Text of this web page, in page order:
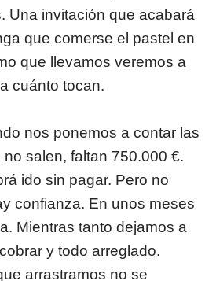
Una invitación que acabará
que comerse el pastel en
que llevamos veremos a
cuánto tocan.
nos ponemos a contar las
salen, faltan 750.000 €.
ido sin pagar. Pero no
confianza. En unos meses
Mientras tanto dejamos a
y todo arreglado.
arrastramos no se